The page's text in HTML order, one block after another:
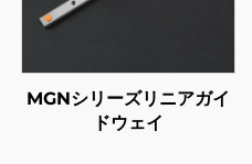
MGNシリーズリニアガイ
ドウェイ